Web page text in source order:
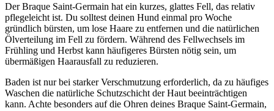
Der Braque Saint-Germain hat ein kurzes, glattes Fell, das relativ
pflegeleicht ist. Du solltest deinen Hund einmal pro Woche
gründlich bürsten, um lose Haare zu entfernen und die natürlichen
Ölverteilung im Fell zu fördern. Während des Fellwechsels im
Frühling und Herbst kann häufigeres Bürsten nötig sein, um
übermäßigen Haarausfall zu reduzieren.
Baden ist nur bei starker Verschmutzung erforderlich, da zu häufiges
Waschen die natürliche Schutzschicht der Haut beeinträchtigen
kann. Achte besonders auf die Ohren deines Braque Saint-Germain,